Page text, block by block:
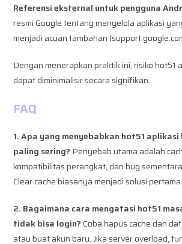
Referensi eksternal untuk pengguna
resmi Google tentang mengelola aplikasi
menjadi acuan tambahan
Dengan menerapkan praktik ini, risiko hot51
dapat diminimalisir secara signifikan.
FAQ
1. Apa yang menyebabkan hot51
paling sering? Penyebab utama adalah
kompatibilitas perangkat, dan bug
Clear cache biasanya menjadi solusi
2. Bagaimana cara mengatasi hot51
tidak bisa login?Coba hapus cache dan
atau buat akun baru. Jika server overload,